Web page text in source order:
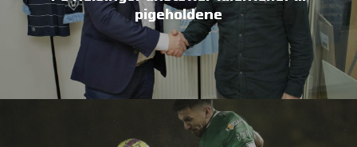
pigeholdene